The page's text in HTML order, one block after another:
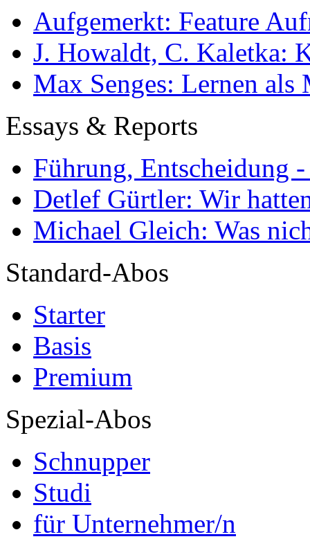
Aufgemerkt: Feature
J. Howaldt, C. Kaletka:
Max Senges: Lernen als
Essays & Reports
Führung, Entscheidung
Detlef Gürtler: Wir
Michael Gleich: Was
Standard-Abos
Starter
Basis
Premium
Spezial-Abos
Schnupper
Studi
für Unternehmer/n